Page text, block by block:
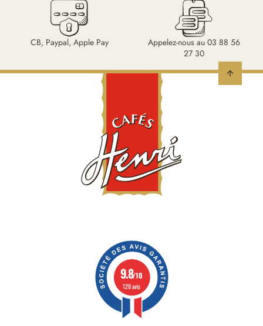
CB, Paypal, Apple Pay
Appelez-nous au 03 88 56
27 30
9.8/10
128 avis
arrow_upward